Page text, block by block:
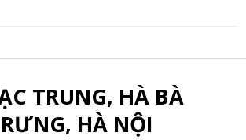
TRUNG, HÀ BÀ
HÀ NỘI